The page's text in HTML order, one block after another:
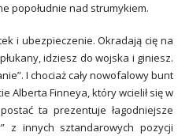
popołudnie nad strumykiem.
i ubezpieczenie. Okradają cię na
idziesz do wojska i giniesz.
I chociaż cały nowofalowy bunt
Alberta Finneya, który wcielił się w
ta prezentuje łagodniejsze
z innych sztandarowych pozycji